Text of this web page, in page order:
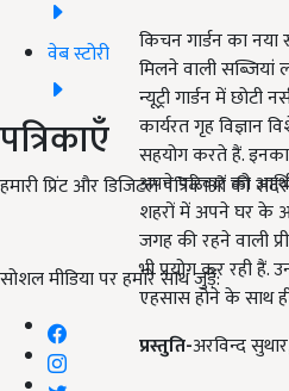
वेब स्टोरी
पत्रिकाएँ
हमारी प्रिंट और डिजिटल पत्रिकाओं की
सोशल मीडिया पर हमारे साथ जुड़ें:
किचन गार्डन का
मिलने वाली सब्जियां
न्यूट्री गार्डन में
कार्यरत गृह विज्ञान
सहयोग करते हैं. इनका
अपने परिवार को
शहरों में अपने घर के
जगह की रहने वाली
भी प्रयोग कर रही
एहसास होने के साथ
प्रस्तुति-अरविन्द